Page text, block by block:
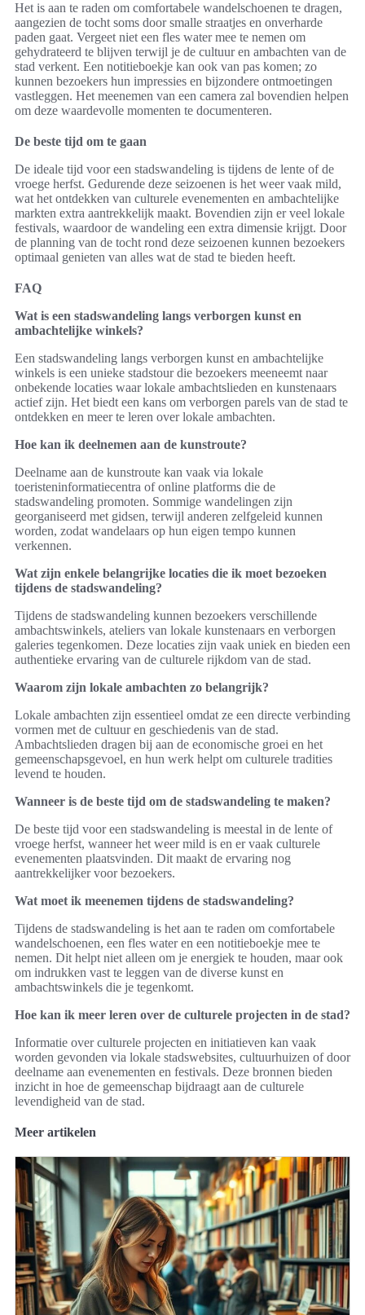
Het is aan te raden om comfortabele wandelschoenen te dragen,
aangezien de tocht soms door smalle straatjes en onverharde
paden gaat. Vergeet niet een fles water mee te nemen om
gehydrateerd te blijven terwijl je de cultuur en ambachten van de
stad verkent. Een notitieboekje kan ook van pas komen; zo
kunnen bezoekers hun impressies en bijzondere ontmoetingen
vastleggen. Het meenemen van een camera zal bovendien helpen
om deze waardevolle momenten te documenteren.
De beste tijd om te gaan
De ideale tijd voor een stadswandeling is tijdens de lente of de
vroege herfst. Gedurende deze seizoenen is het weer vaak mild,
wat het ontdekken van culturele evenementen en ambachtelijke
markten extra aantrekkelijk maakt. Bovendien zijn er veel lokale
festivals, waardoor de wandeling een extra dimensie krijgt. Door
de planning van de tocht rond deze seizoenen kunnen bezoekers
optimaal genieten van alles wat de stad te bieden heeft.
FAQ
Wat is een stadswandeling langs verborgen kunst en
ambachtelijke winkels?
Een stadswandeling langs verborgen kunst en ambachtelijke
winkels is een unieke stadstour die bezoekers meeneemt naar
onbekende locaties waar lokale ambachtslieden en kunstenaars
actief zijn. Het biedt een kans om verborgen parels van de stad te
ontdekken en meer te leren over lokale ambachten.
Hoe kan ik deelnemen aan de kunstroute?
Deelname aan de kunstroute kan vaak via lokale
toeristeninformatiecentra of online platforms die de
stadswandeling promoten. Sommige wandelingen zijn
georganiseerd met gidsen, terwijl anderen zelfgeleid kunnen
worden, zodat wandelaars op hun eigen tempo kunnen
verkennen.
Wat zijn enkele belangrijke locaties die ik moet bezoeken
tijdens de stadswandeling?
Tijdens de stadswandeling kunnen bezoekers verschillende
ambachtswinkels, ateliers van lokale kunstenaars en verborgen
galeries tegenkomen. Deze locaties zijn vaak uniek en bieden een
authentieke ervaring van de culturele rijkdom van de stad.
Waarom zijn lokale ambachten zo belangrijk?
Lokale ambachten zijn essentieel omdat ze een directe verbinding
vormen met de cultuur en geschiedenis van de stad.
Ambachtslieden dragen bij aan de economische groei en het
gemeenschapsgevoel, en hun werk helpt om culturele tradities
levend te houden.
Wanneer is de beste tijd om de stadswandeling te maken?
De beste tijd voor een stadswandeling is meestal in de lente of
vroege herfst, wanneer het weer mild is en er vaak culturele
evenementen plaatsvinden. Dit maakt de ervaring nog
aantrekkelijker voor bezoekers.
Wat moet ik meenemen tijdens de stadswandeling?
Tijdens de stadswandeling is het aan te raden om comfortabele
wandelschoenen, een fles water en een notitieboekje mee te
nemen. Dit helpt niet alleen om je energiek te houden, maar ook
om indrukken vast te leggen van de diverse kunst en
ambachtswinkels die je tegenkomt.
Hoe kan ik meer leren over de culturele projecten in de stad?
Informatie over culturele projecten en initiatieven kan vaak
worden gevonden via lokale stadswebsites, cultuurhuizen of door
deelname aan evenementen en festivals. Deze bronnen bieden
inzicht in hoe de gemeenschap bijdraagt aan de culturele
levendigheid van de stad.
Meer artikelen